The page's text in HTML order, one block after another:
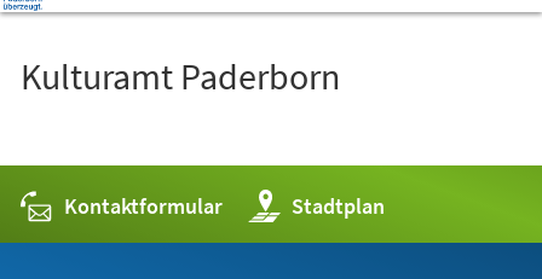
Kulturamt Paderborn
Kontaktformular Stadtplan
(Öffnet
in
einem